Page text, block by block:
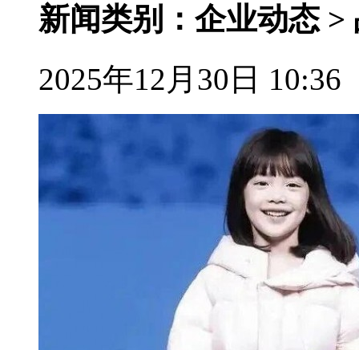
新闻类别：企业动态 >
2025年12月30日 10:36